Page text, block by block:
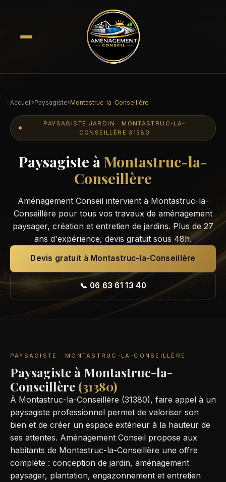
Accueil›Paysagiste›Montastruc-la-Conseillère
PAYSAGISTE JARDIN · MONTASTRUC-LA-
CONSEILLÈRE 31380
Paysagiste à Montastruc-la-
Conseillère
Aménagement Conseil intervient à Montastruc-la-
Conseillère pour tous vos travaux de aménagement
paysager, création et entretien de jardins. Plus de 27
ans d'expérience, devis gratuit sous 48h.
Devis gratuit à Montastruc-la-Conseillère
📞 06 63 61 13 40
PAYSAGISTE · MONTASTRUC-LA-CONSEILLÈRE
Paysagiste à Montastruc-la-
Conseillère (31380)
À Montastruc-la-Conseillère (31380), faire appel à un
paysagiste professionnel permet de valoriser son
bien et de créer un espace extérieur à la hauteur de
ses attentes. Aménagement Conseil propose aux
habitants de Montastruc-la-Conseillère une offre
complète : conception de jardin, aménagement
paysager, plantation, engazonnement et entretien